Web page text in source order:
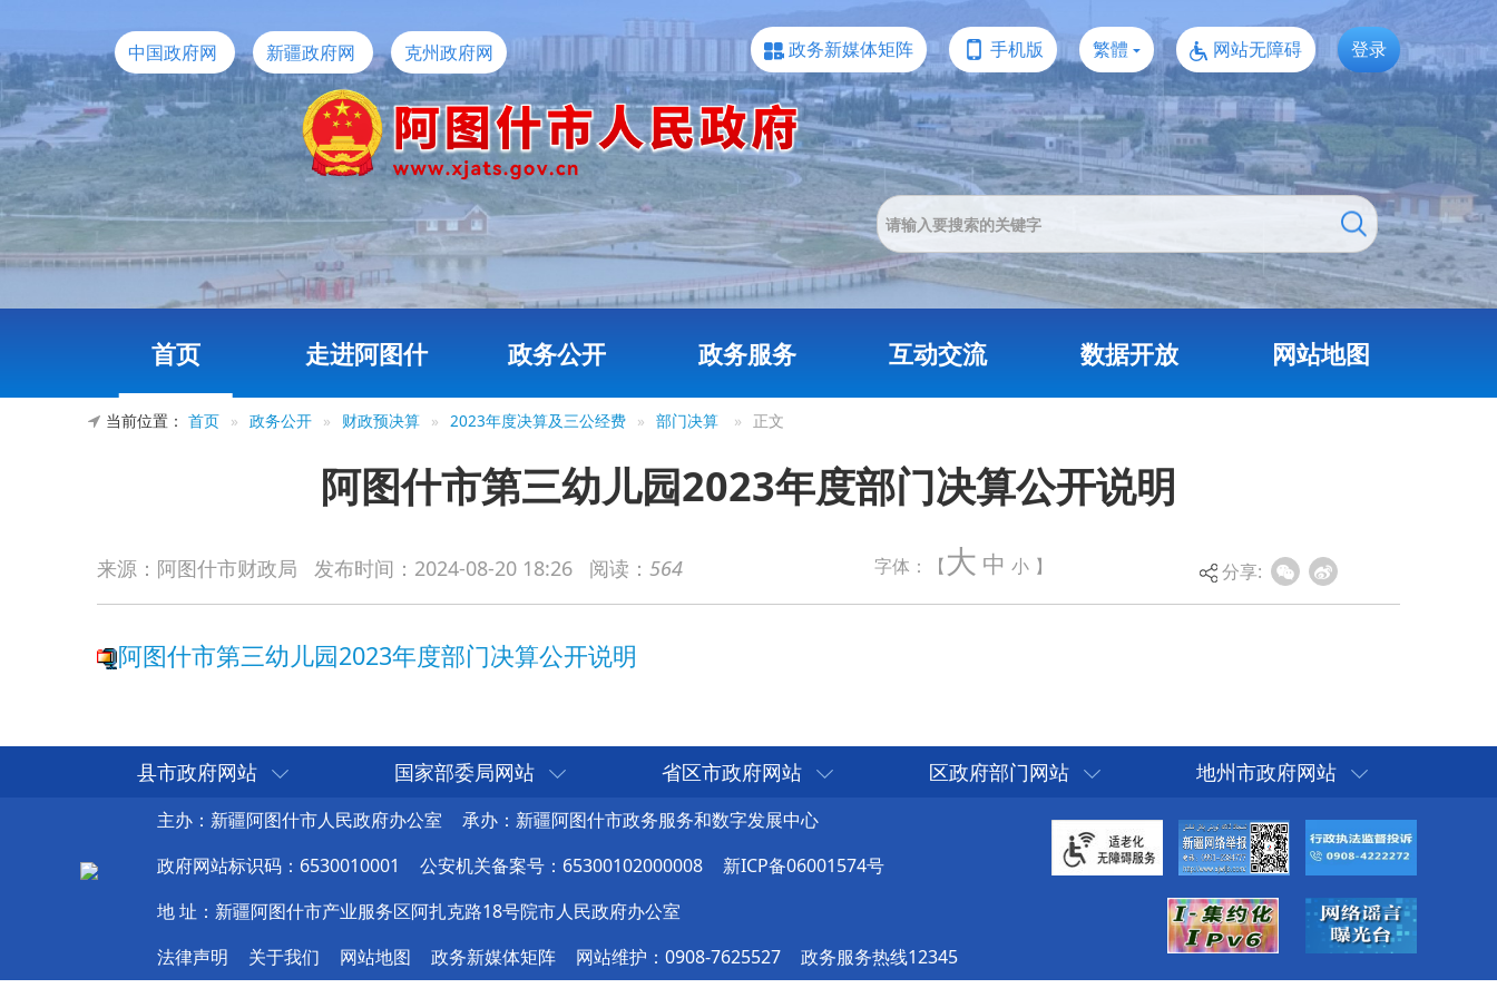
中国政府网 新疆政府网 克州政府网 政务新媒体矩阵 手机版 繁體 网站无障碍 登录
首页 走进阿图什 政务公开 政务服务 互动交流 数据开放 网站地图
当前位置： 首页 » 政务公开 » 财政预决算 » 2023年度决算及三公经费 » 部门决算 » 正文
阿图什市第三幼儿园2023年度部门决算公开说明
来源：阿图什市财政局 发布时间： 2024-08-20 18:26 阅读： 564 字体：【大 中 小 】 分享:
县市政府网站 国家部委局网站 省区市政府网站 区政府部门网站 地州市政府网站
主办：新疆阿图什市人民政府办公室
承办：新疆阿图什市政务服务和数字发展中心
政府网站标识码：6530010001
公安机关备案号：65300102000008
新ICP备06001574号
地 址：新疆阿图什市产业服务区阿扎克路18号院市人民政府办公室
法律声明
关于我们 网站地图 政务新媒体矩阵 网站维护：0908-7625527 政务服务热线12345